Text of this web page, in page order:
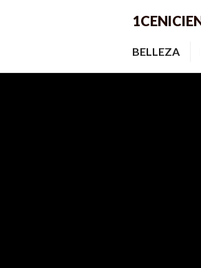
BELLEZA